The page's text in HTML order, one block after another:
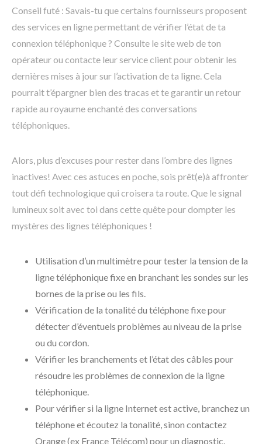
Conseil futé : Savais-tu que certains fournisseurs proposent
des services en ligne permettant de vérifier l’état de ta
connexion téléphonique ? Consulte le site web de ton
opérateur ou contacte leur service client pour obtenir les
dernières mises à jour sur l’activation de ta ligne. Cela
pourrait t’épargner bien des tracas et te garantir un retour
rapide au royaume enchanté des conversations
téléphoniques.
Alors, plus d’excuses pour rester dans l’ombre des lignes
inactives! Avec ces astuces en poche, sois prêt(e)à affronter
tout défi technologique qui croisera ta route. Que le signal
lumineux soit avec toi dans cette quête pour dompter les
mystères des lignes téléphoniques !
Utilisation d’un multimètre pour tester la tension de la
ligne téléphonique fixe en branchant les sondes sur les
bornes de la prise ou les fils.
Vérification de la tonalité du téléphone fixe pour
détecter d’éventuels problèmes au niveau de la prise
ou du cordon.
Vérifier les branchements et l’état des câbles pour
résoudre les problèmes de connexion de la ligne
téléphonique.
Pour vérifier si la ligne Internet est active, branchez un
téléphone et écoutez la tonalité, sinon contactez
Orange (ex France Télécom) pour un diagnostic.